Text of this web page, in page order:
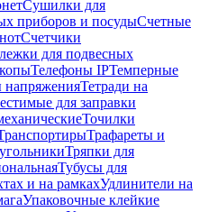
Сушилки для
приборов и посудыСчетные
Счетчики
для подвесных
Телефоны IPТемперные
напряженияТетради на
для заправки
Точилки
Трафареты и
Тряпки для
Тубусы для
и на рамкахУдлинители на
Упаковочные клейкие